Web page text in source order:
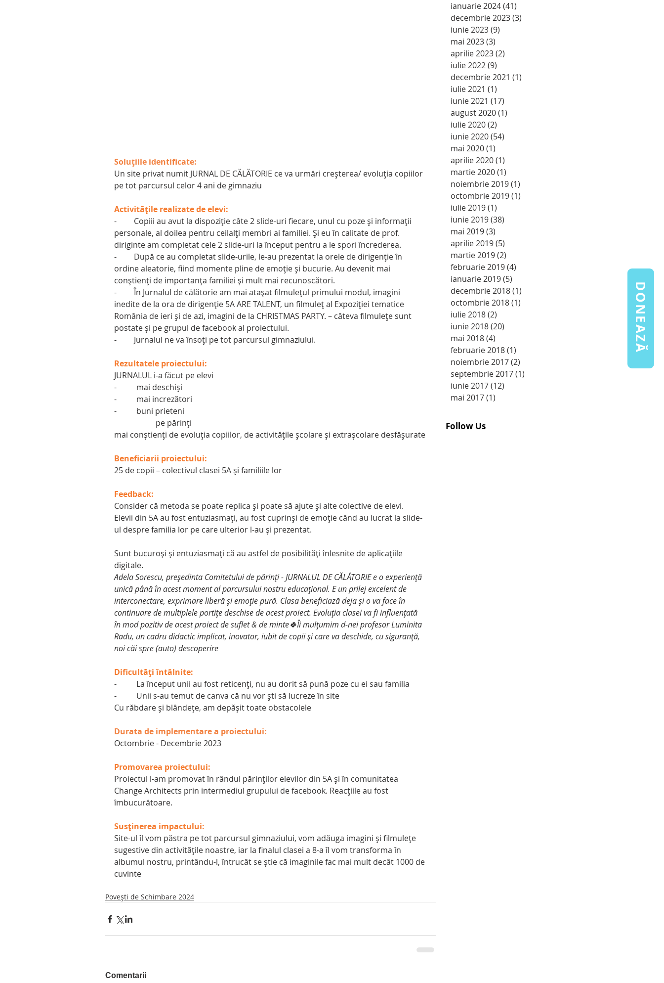
DONEAZĂ
Soluțiile identificate:
Un site privat numit JURNAL DE CĂLĂTORIE ce va urmări creșterea/ evoluția copiilor
pe tot parcursul celor 4 ani de gimnaziu
Activitățile realizate de elevi:
-	Copiii au avut la dispoziție câte 2 slide-uri fiecare, unul cu poze și informații
personale, al doilea pentru ceilalți membri ai familiei. Și eu în calitate de prof.
diriginte am completat cele 2 slide-uri la început pentru a le spori încrederea.
-	După ce au completat slide-urile, le-au prezentat la orele de dirigenție în
ordine aleatorie, fiind momente pline de emoție și bucurie. Au devenit mai
conștienți de importanța familiei și mult mai recunoscători.
-	În Jurnalul de călătorie am mai atașat filmulețul primului modul, imagini
inedite de la ora de dirigenție 5A ARE TALENT, un filmuleț al Expoziției tematice
România de ieri și de azi, imagini de la CHRISTMAS PARTY. – câteva filmulețe sunt
postate și pe grupul de facebook al proiectului.
-	Jurnalul ne va însoți pe tot parcursul gimnaziului.
Rezultatele proiectului:
JURNALUL i-a făcut pe elevi
-          mai deschiși
-          mai increzători
-          buni prieteni
pe părinți
mai conștienți de evoluția copiilor, de activitățile școlare și extrașcolare desfășurate
Beneficiarii proiectului:
25 de copii – colectivul clasei 5A și familiile lor
Feedback:
Consider că metoda se poate replica și poate să ajute și alte colective de elevi.
Elevii din 5A au fost entuziasmați, au fost cuprinși de emoție când au lucrat la slide-
ul despre familia lor pe care ulterior l-au și prezentat.
Sunt bucuroși și entuziasmați că au astfel de posibilități înlesnite de aplicațiile
digitale.
Adela Sorescu, președinta Comitetului de părinți - JURNALUL DE CĂLĂTORIE e o experiență
unică până în acest moment al parcursului nostru educațional. E un prilej excelent de
interconectare, exprimare liberă și emoție pură. Clasa beneficiază deja și o va face în
continuare de multiplele portițe deschise de acest proiect. Evoluția clasei va fi influențată
în mod pozitiv de acest proiect de suflet & de minte🍀Îi mulțumim d-nei profesor Luminita
Radu, un cadru didactic implicat, inovator, iubit de copii și care va deschide, cu siguranță,
noi căi spre (auto) descoperire
Dificultăți întâlnite:
-          La început unii au fost reticenți, nu au dorit să pună poze cu ei sau familia
-          Unii s-au temut de canva că nu vor ști să lucreze în site
Cu răbdare și blândețe, am depășit toate obstacolele
Durata de implementare a proiectului:
Octombrie - Decembrie 2023
Promovarea proiectului:
Proiectul l-am promovat în rândul părinților elevilor din 5A și în comunitatea
Change Architects prin intermediul grupului de facebook. Reacțiile au fost
îmbucurătoare.
Susținerea impactului:
Site-ul îl vom păstra pe tot parcursul gimnaziului, vom adăuga imagini și filmulețe
sugestive din activitățile noastre, iar la finalul clasei a 8-a îl vom transforma în
albumul nostru, printându-l, întrucât se știe că imaginile fac mai mult decât 1000 de
cuvinte
Povești de Schimbare 2024
Comentarii
ianuarie 2024(41)
decembrie 2023(3)
iunie 2023(9)
mai 2023(3)
aprilie 2023(2)
iulie 2022(9)
decembrie 2021 (1)
iulie 2021 (1)
iunie 2021 (17)
august 2020(1)
iulie 2020(2)
iunie 2020(54)
mai 2020(1)
aprilie 2020(1)
martie 2020(1)
noiembrie 2019(1)
octombrie 2019(1)
iulie 2019(1)
iunie 2019(38)
mai 2019(3)
aprilie 2019(5)
martie 2019(2)
februarie 2019(4)
ianuarie 2019(5)
decembrie 2018(1)
octombrie 2018(1)
iulie 2018(2)
iunie 2018(20)
mai 2018(4)
februarie 2018(1)
noiembrie 2017(2)
septembrie 2017(1)
iunie 2017(12)
mai 2017(1)
Follow Us